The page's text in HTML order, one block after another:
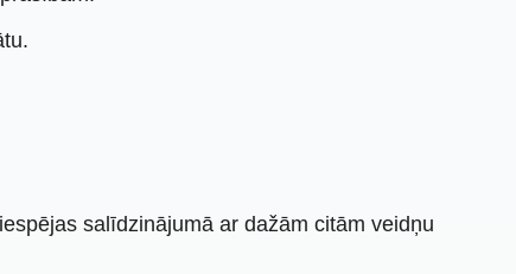
salīdzinājumā ar dažām citām veidņu